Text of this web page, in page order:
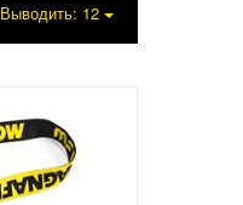
Выводить: 12